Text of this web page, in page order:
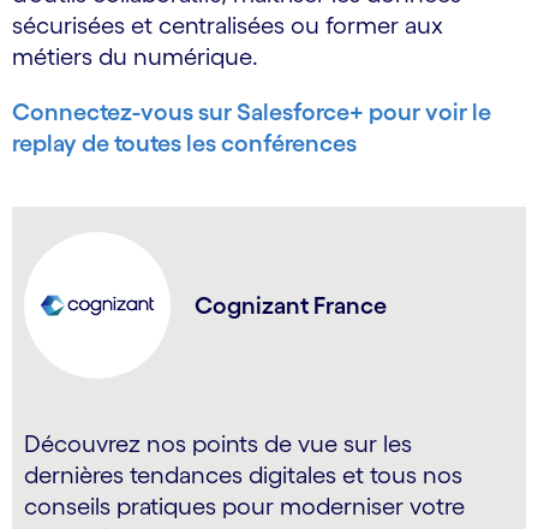
sécurisées et centralisées ou former aux
métiers du numérique.
Connectez-vous sur Salesforce+ pour voir le
replay de toutes les conférences
Cognizant France
Découvrez nos points de vue sur les
dernières tendances digitales et tous nos
conseils pratiques pour moderniser votre